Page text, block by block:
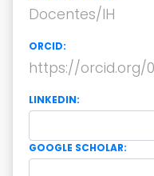
Docentes/IH
ORCID:
https://orcid.org/
LINKEDIN:
GOOGLE SCHOLAR: